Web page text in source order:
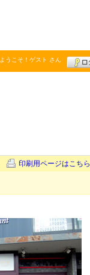
ようこそ！ ゲスト さん
印刷用ページはこちら